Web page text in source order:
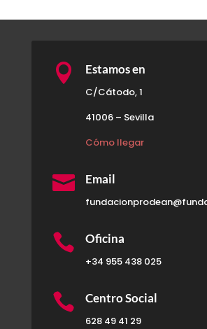
 Estamos en
C/Cátodo, 1
41006 – Sevilla
Cómo llegar
 Email
 Oficina
+34 955 438 025
 Centro Social
628 49 41 29